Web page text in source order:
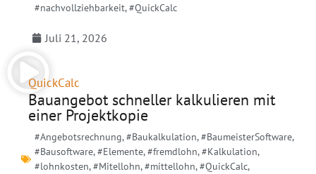
#nachvollziehbarkeit,#QuickCalc
Juli 21, 2026
QuickCalc
Bauangebot schneller kalkulieren mit
einer Projektkopie
#Angebotsrechnung,#Baukalkulation,#BaumeisterSoftware,
#Bausoftware,#Elemente,#fremdlohn,#Kalkulation,
#lohnkosten,#Mitellohn,#mittellohn,#QuickCalc,